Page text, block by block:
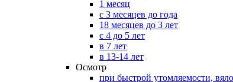
1 месяц
с 3 месяцев до года
18 месяцев до 3 лет
с 4 до 5 лет
в 7 лет
в 13-14 лет
Осмотр
при быстрой утомляемости,